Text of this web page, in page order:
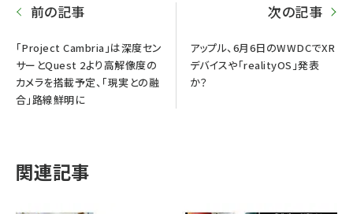
前の記事
「Project Cambria」は深度セン
サーとQuest 2より高解像度の
カメラを搭載予定、「現実との融
合」路線鮮明に
次の記事
アップル、6月6日のWWDCでXR
デバイスや「realityOS」発表
か？
関連記事